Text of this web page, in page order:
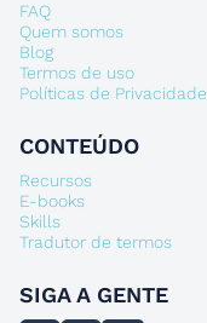
FAQ
Quem somos
Blog
Termos de uso
Políticas de Privacidade
CONTEÚDO
Recursos
E-books
Skills
Tradutor de termos
SIGA A GENTE